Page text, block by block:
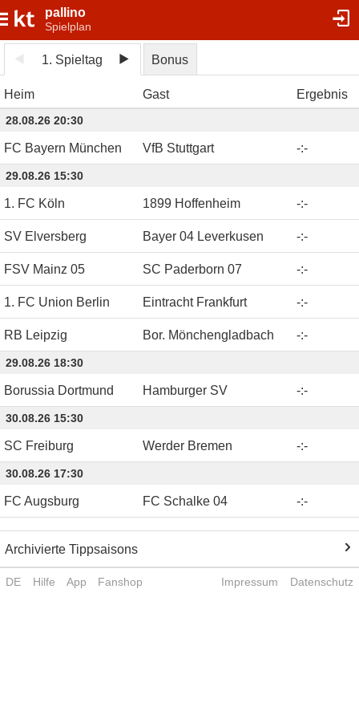
pallino
Spielplan
1. Spieltag Bonus
Heim Gast Ergebnis
28.08.26 20:30
FC Bayern München VfB Stuttgart -:-
29.08.26 15:30
1. FC Köln 1899 Hoffenheim -:-
SV Elversberg Bayer 04 Leverkusen -:-
FSV Mainz 05 SC Paderborn 07 -:-
1. FC Union Berlin Eintracht Frankfurt -:-
RB Leipzig Bor. Mönchengladbach -:-
29.08.26 18:30
Borussia Dortmund Hamburger SV -:-
30.08.26 15:30
SC Freiburg Werder Bremen -:-
30.08.26 17:30
FC Augsburg FC Schalke 04 -:-
Archivierte Tippsaisons
DE Hilfe App Fanshop Impressum Datenschutz